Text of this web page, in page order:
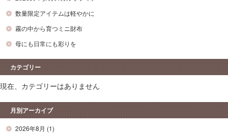
数量限定アイテムは軽やかに
霧の中から育つミニ財布
母にも日常にも彩りを
カテゴリー
現在、カテゴリーはありません
月別アーカイブ
2026年8月 (1)